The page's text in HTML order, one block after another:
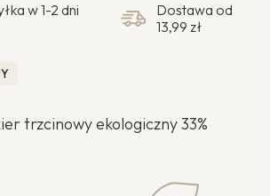
w 1-2 dni
Dostawa od
13,99 zł
trzcinowy ekologiczny 33%